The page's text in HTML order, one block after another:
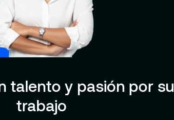
talento y pasión por su
trabajo